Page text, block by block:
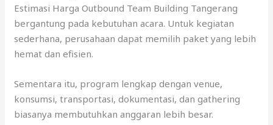
Estimasi Harga Outbound Team Building Tangerang
bergantung pada kebutuhan acara. Untuk kegiatan
sederhana, perusahaan dapat memilih paket yang lebih
hemat dan efisien.
Sementara itu, program lengkap dengan venue,
konsumsi, transportasi, dokumentasi, dan gathering
biasanya membutuhkan anggaran lebih besar.